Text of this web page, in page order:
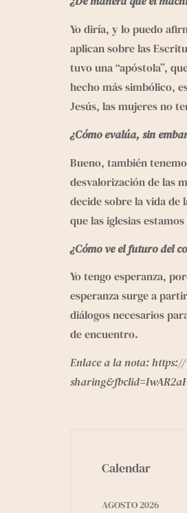
Yo diría, y lo puedo
aplican sobre las
tuvo una “apóstola”,
hecho más simbólico,
Jesús, las mujeres no
¿Cómo evalúa, sin
Bueno, también
desvalorización de las
decide sobre la vida de
que las iglesias
¿Cómo ve el futuro del
Yo tengo esperanza,
esperanza surge a
diálogos necesarios
de encuentro.
Enlace a la nota: https://
Calendar
AGOSTO 2026